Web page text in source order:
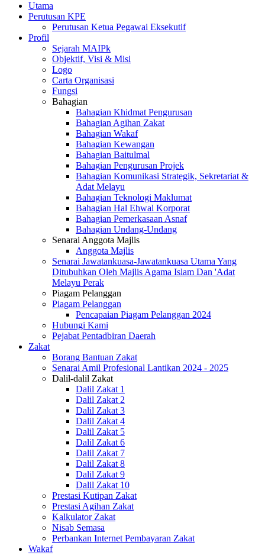
Utama
Perutusan KPE
Perutusan Ketua Pegawai Eksekutif
Profil
Sejarah MAIPk
Objektif, Visi & Misi
Logo
Carta Organisasi
Fungsi
Bahagian
Bahagian Khidmat Pengurusan
Bahagian Agihan Zakat
Bahagian Wakaf
Bahagian Kewangan
Bahagian Baitulmal
Bahagian Pengurusan Projek
Bahagian Komunikasi Strategik, Sekretariat &
Adat Melayu
Bahagian Teknologi Maklumat
Bahagian Hal Ehwal Korporat
Bahagian Pemerkasaan Asnaf
Bahagian Undang-Undang
Senarai Anggota Majlis
Anggota Majlis
Senarai Jawatankuasa-Jawatankuasa Utama Yang
Ditubuhkan Oleh Majlis Agama Islam Dan 'Adat
Melayu Perak
Piagam Pelanggan
Piagam Pelanggan
Pencapaian Piagam Pelanggan 2024
Hubungi Kami
Pejabat Pentadbiran Daerah
Zakat
Borang Bantuan Zakat
Senarai Amil Profesional Lantikan 2024 - 2025
Dalil-dalil Zakat
Dalil Zakat 1
Dalil Zakat 2
Dalil Zakat 3
Dalil Zakat 4
Dalil Zakat 5
Dalil Zakat 6
Dalil Zakat 7
Dalil Zakat 8
Dalil Zakat 9
Dalil Zakat 10
Prestasi Kutipan Zakat
Prestasi Agihan Zakat
Kalkulator Zakat
Nisab Semasa
Perbankan Internet Pembayaran Zakat
Wakaf